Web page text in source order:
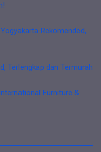
Rekomended,
Terlengkap dan Termurah
Furniture &